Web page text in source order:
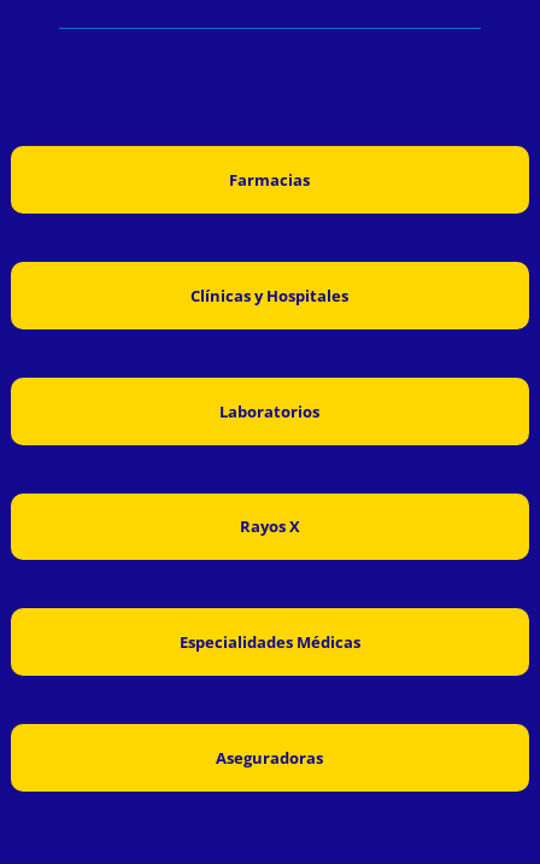
Farmacias
Clínicas y Hospitales
Laboratorios
Rayos X
Especialidades Médicas
Aseguradoras